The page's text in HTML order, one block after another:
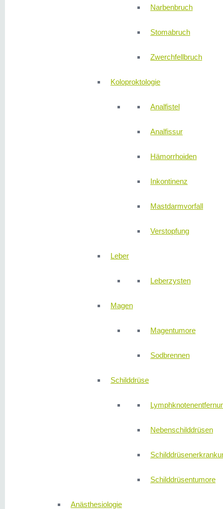
Narbenbruch
Stomabruch
Zwerchfellbruch
Koloproktologie
Analfistel
Analfissur
Hämorrhoiden
Inkontinenz
Mastdarmvorfall
Verstopfung
Leber
Leberzysten
Magen
Magentumore
Sodbrennen
Schilddrüse
Nebenschilddrüsen
Schilddrüsentumore
Anästhesiologie